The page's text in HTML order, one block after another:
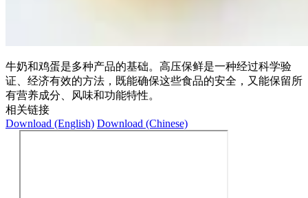
牛奶和鸡蛋是多种产品的基础。高压保鲜是一种经过科学验
证、经济有效的方法，既能确保这些食品的安全，又能保留所
有营养成分、风味和功能特性。
相关链接
Download (English) Download (Chinese)